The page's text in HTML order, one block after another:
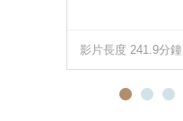
影片長度 241.9分鐘